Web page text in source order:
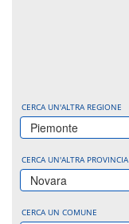
CERCA UN'ALTRA REGIONE
Piemonte
CERCA UN'ALTRA PROVINCIA
Novara
CERCA UN COMUNE